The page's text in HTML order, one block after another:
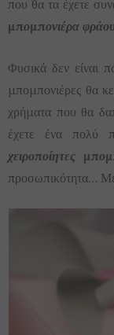
που θα τα έχετε
μπομπονιέρα
Φυσικά δεν είναι
μπομπονιέρες θα
χρήματα που θα
έχετε ένα πολύ
χειροποίητες
προσωπικότητα…